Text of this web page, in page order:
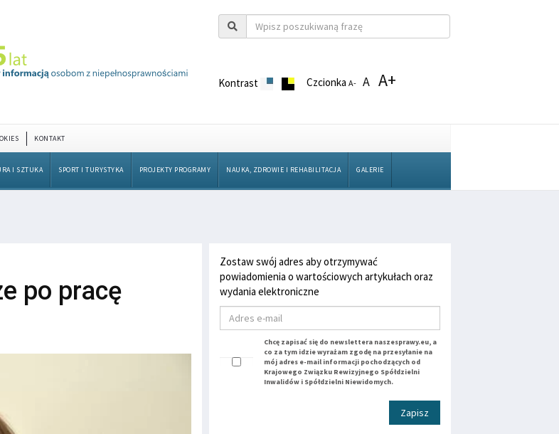
Kontrast CzcionkaA- A A+
KONTAKT
I SZTUKA SPORT I TURYSTYKA PROJEKTY PROGRAMY NAUKA, ZDROWIE I REHABILITACJA GALERIE
po pracę
Zostaw swój adres aby otrzymywać
powiadomienia o wartościowych artykułach oraz
wydania elektroniczne
Chcę zapisać się do newslettera naszesprawy.eu, a
co za tym idzie wyrażam zgodę na przesyłanie na
mój adres e-mail informacji pochodzących od
Krajowego Związku Rewizyjnego Spółdzielni
Inwalidów i Spółdzielni Niewidomych.
Zapisz